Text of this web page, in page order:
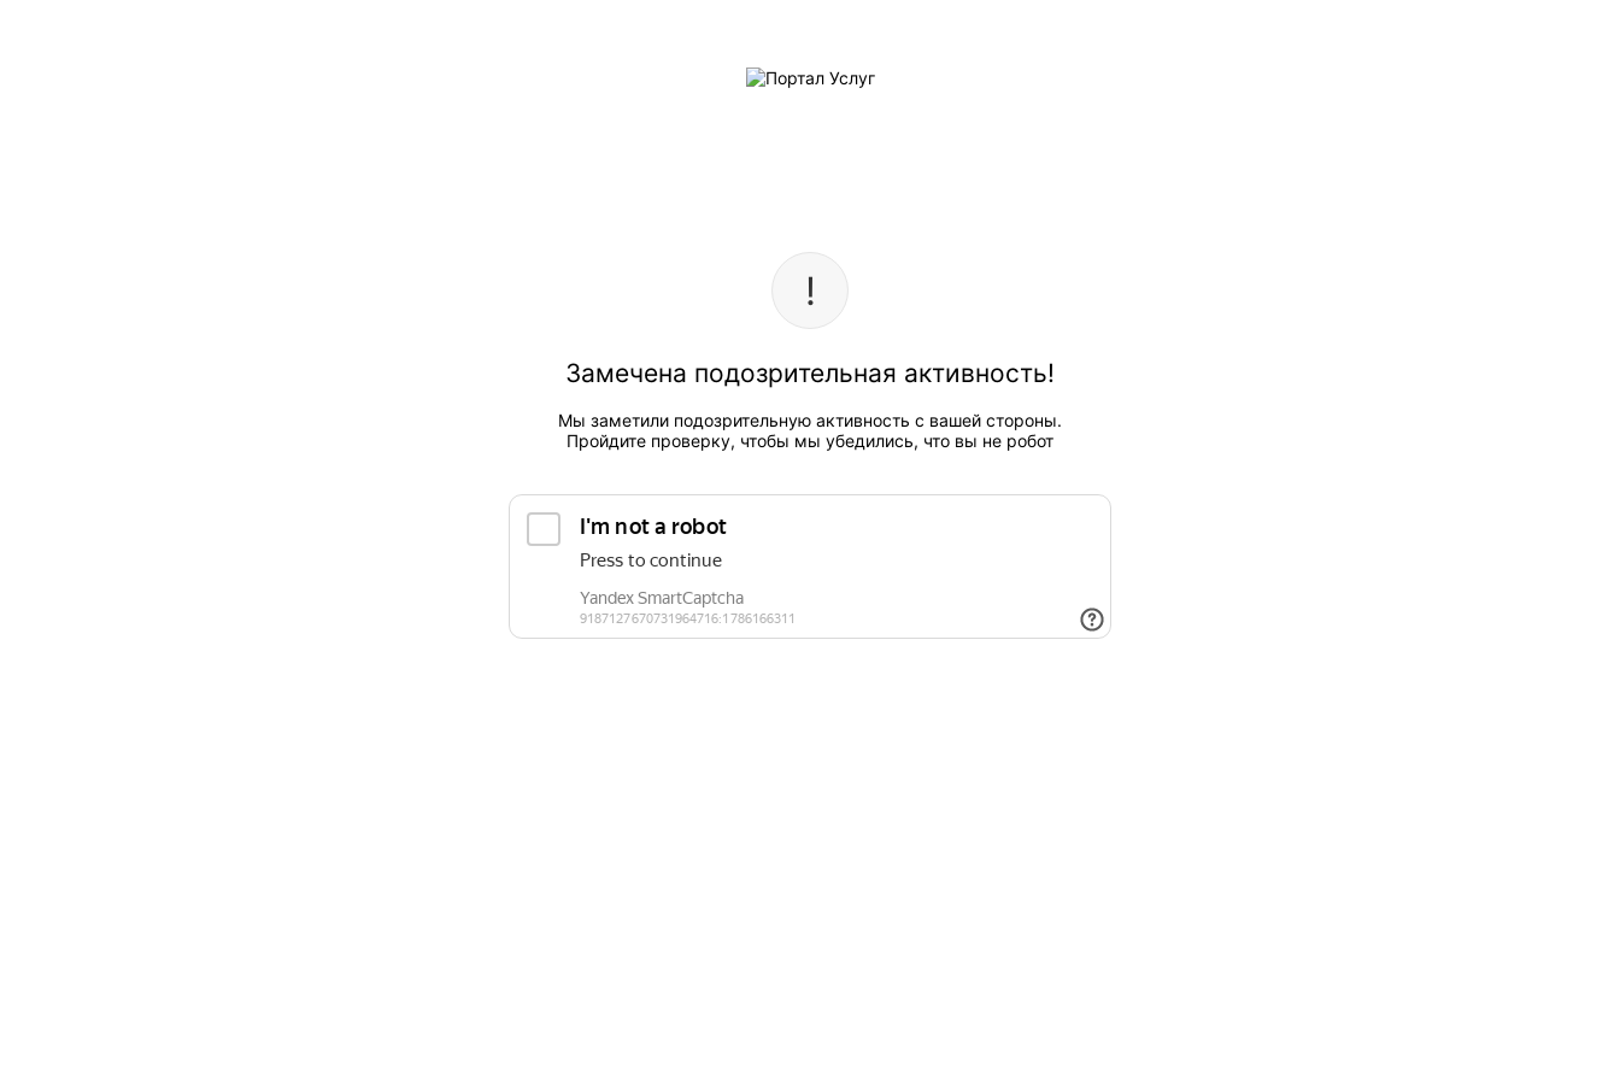
Замечена подозрительная активность!
Мы заметили подозрительную активность с вашей стороны.
Пройдите проверку, чтобы мы убедились, что вы не робот